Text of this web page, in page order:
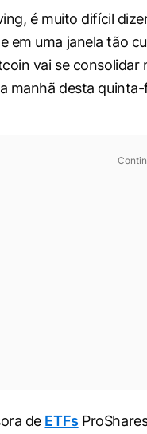
, é muito difícil
em uma janela tão
vai se consolidar
manhã desta
de ETFs